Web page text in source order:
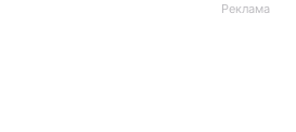
Реклама